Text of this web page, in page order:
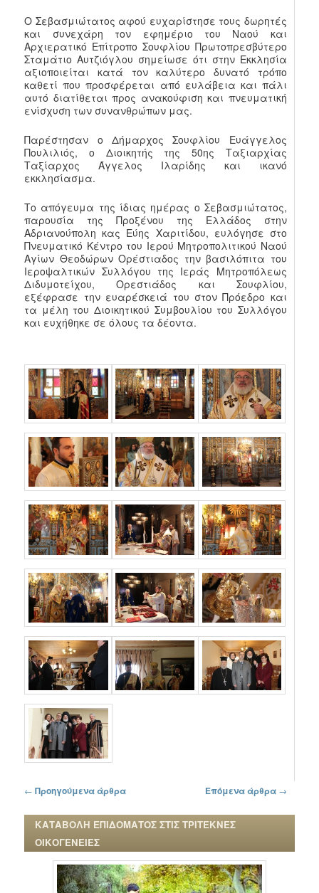
Ο Σεβασμιώτατος αφού ευχαρίστησε τους δωρητές
και συνεχάρη τον εφημέριο του Ναού και
Αρχιερατικό Επίτροπο Σουφλίου Πρωτοπρεσβύτερο
Σταμάτιο Αυτζιόγλου σημείωσε ότι στην Εκκλησία
αξιοποιείται κατά τον καλύτερο δυνατό τρόπο
καθετί που προσφέρεται από ευλάβεια και πάλι
αυτό διατίθεται προς ανακούφιση και πνευματική
ενίσχυση των συνανθρώπων μας.
Παρέστησαν ο Δήμαρχος Σουφλίου Ευάγγελος
Πουλιλιός, ο Διοικητής της 50ης Ταξιαρχίας
Ταξίαρχος Άγγελος Ιλαρίδης και ικανό
εκκλησίασμα.
Το απόγευμα της ίδιας ημέρας ο Σεβασμιώτατος,
παρουσία της Προξένου της Ελλάδος στην
Αδριανούπολη κας Εύης Χαριτίδου, ευλόγησε στο
Πνευματικό Κέντρο του Ιερού Μητροπολιτικού Ναού
Αγίων Θεοδώρων Ορέστιαδος την βασιλόπιτα του
Ιεροψαλτικών Συλλόγου της Ιεράς Μητροπόλεως
Διδυμοτείχου, Ορεστιάδος και Σουφλίου,
εξέφρασε την ευαρέσκειά του στον Πρόεδρο και
τα μέλη του Διοικητικού Συμβουλίου του Συλλόγου
και ευχήθηκε σε όλους τα δέοντα.
Πλοήγηση στα άρθρα
← Προηγούμενα άρθρα Επόμενα άρθρα →
ΚΑΤΑΒΟΛΗ ΕΠΙΔΟΜΑΤΟΣ ΣΤΙΣ ΤΡΙΤΕΚΝΕΣ
ΟΙΚΟΓΕΝΕΙΕΣ